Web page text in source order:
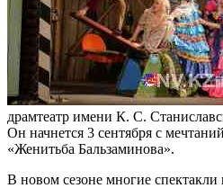
драмтеатр имени К. С.
Он начнется 3 сентября с
«Женитьба Бальзаминова».
В новом сезоне многие